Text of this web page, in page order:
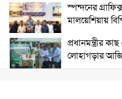
স্পন্দনের
মালয়েশিয়ায়
প্রধানমন্ত্রীর
লোহাগড়ার